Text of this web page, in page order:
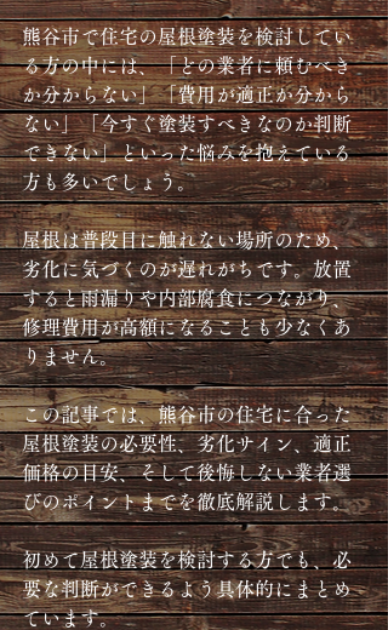
熊谷市で住宅の屋根塗装を検討してい
る方の中には、「どの業者に頼むべき
か分からない」「費用が適正か分から
ない」「今すぐ塗装すべきなのか判断
できない」といった悩みを抱えている
方も多いでしょう。
屋根は普段目に触れない場所のため、
劣化に気づくのが遅れがちです。放置
すると雨漏りや内部腐食につながり、
修理費用が高額になることも少なくあ
りません。
この記事では、熊谷市の住宅に合った
屋根塗装の必要性、劣化サイン、適正
価格の目安、そして後悔しない業者選
びのポイントまでを徹底解説します。
初めて屋根塗装を検討する方でも、必
要な判断ができるよう具体的にまとめ
ています。